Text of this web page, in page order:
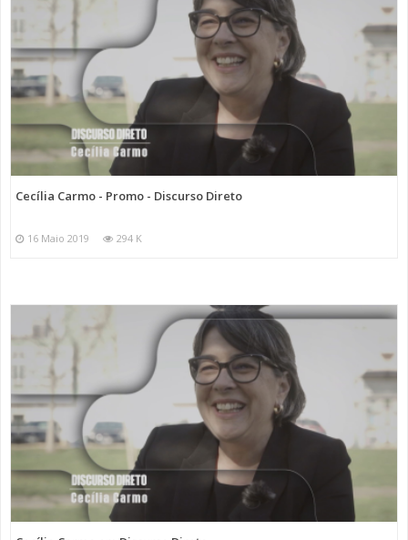
Cecília Carmo - Promo - Discurso Direto
16 Maio 2019 294 K